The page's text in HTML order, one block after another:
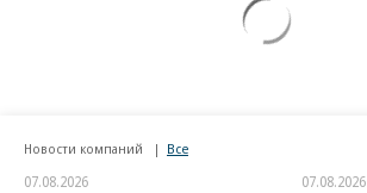
Новости компаний Все
07.08.2026 07.08.2026